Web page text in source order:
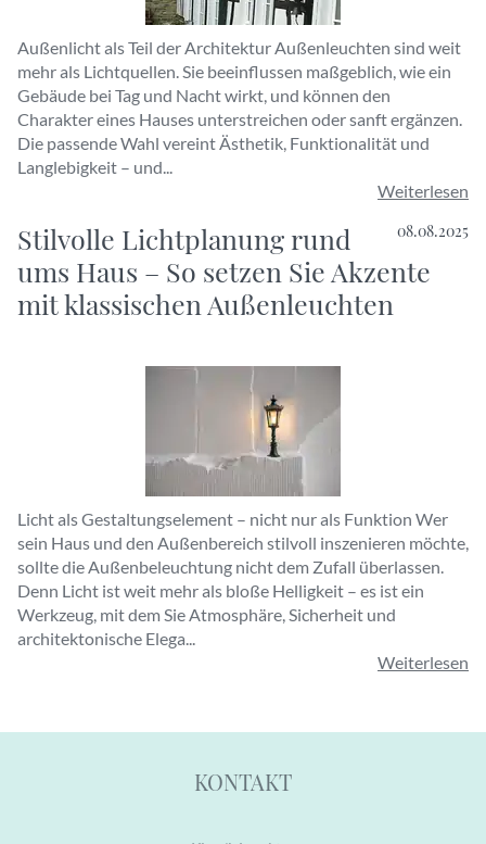
Außenlicht als Teil der Architektur Außenleuchten sind weit
mehr als Lichtquellen. Sie beeinflussen maßgeblich, wie ein
Gebäude bei Tag und Nacht wirkt, und können den
Charakter eines Hauses unterstreichen oder sanft ergänzen.
Die passende Wahl vereint Ästhetik, Funktionalität und
Langlebigkeit – und...
Weiterlesen
08.08.2025
Stilvolle Lichtplanung rund
ums Haus – So setzen Sie Akzente
mit klassischen Außenleuchten
Licht als Gestaltungselement – nicht nur als Funktion Wer
sein Haus und den Außenbereich stilvoll inszenieren möchte,
sollte die Außenbeleuchtung nicht dem Zufall überlassen.
Denn Licht ist weit mehr als bloße Helligkeit – es ist ein
Werkzeug, mit dem Sie Atmosphäre, Sicherheit und
architektonische Elega...
Weiterlesen
KONTAKT